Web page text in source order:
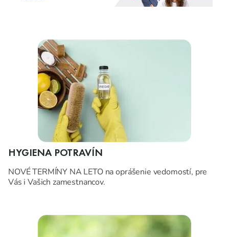
HYGIENA POTRAVÍN
NOVÉ TERMÍNY NA LETO na oprášenie vedomostí, pre
Vás i Vašich zamestnancov.